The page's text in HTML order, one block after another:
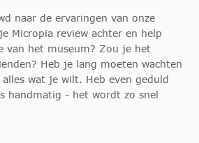
naar de ervaringen van onze
Micropia review achter en help
van het museum? Zou je het
Heb je lang moeten wachten
wat je wilt. Heb even geduld
handmatig - het wordt zo snel